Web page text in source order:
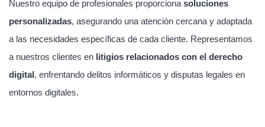
Nuestro equipo de profesionales proporciona soluciones
personalizadas, asegurando una atención cercana y adaptada
a las necesidades específicas de cada cliente. Representamos
a nuestros clientes en litigios relacionados con el derecho
digital, enfrentando delitos informáticos y disputas legales en
entornos digitales.